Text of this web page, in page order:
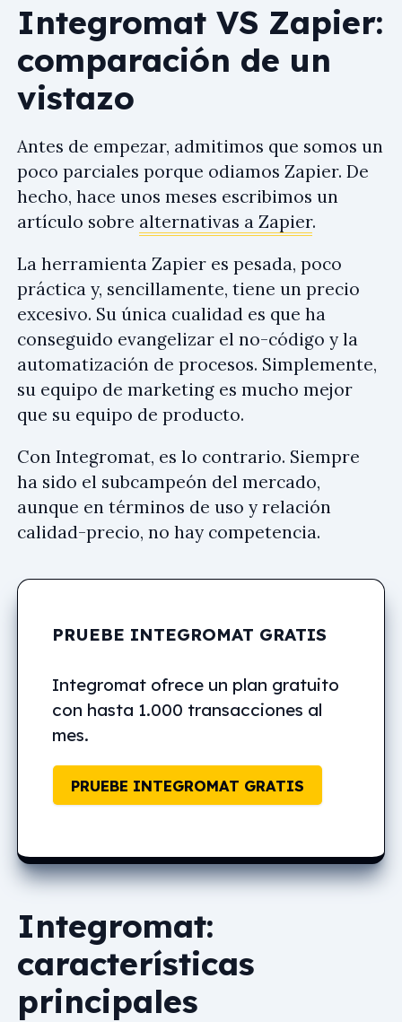
Integromat VS Zapier:
comparación de un
vistazo
Antes de empezar, admitimos que somos un
poco parciales porque odiamos Zapier. De
hecho, hace unos meses escribimos un
artículo sobre alternativas a Zapier.
La herramienta Zapier es pesada, poco
práctica y, sencillamente, tiene un precio
excesivo. Su única cualidad es que ha
conseguido evangelizar el no-código y la
automatización de procesos. Simplemente,
su equipo de marketing es mucho mejor
que su equipo de producto.
Con Integromat, es lo contrario. Siempre
ha sido el subcampeón del mercado,
aunque en términos de uso y relación
calidad-precio, no hay competencia.
PRUEBE INTEGROMAT GRATIS
Integromat ofrece un plan gratuito
con hasta 1.000 transacciones al
mes.
PRUEBE INTEGROMAT GRATIS
Integromat:
características
principales